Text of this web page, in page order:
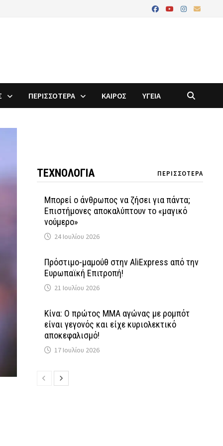
ΠΕΡΙΣΣΟΤΕΡΑ ΚΑΙΡΟΣ ΥΓΕΙΑ
ΤΕΧΝΟΛΟΓΙΑ ΠΕΡΙΣΣΟΤΕΡΑ
Μπορεί ο άνθρωπος να ζήσει για πάντα;
Επιστήμονες αποκαλύπτουν το «μαγικό
νούμερο»
24 Ιουλίου 2026
Πρόστιμο-μαμούθ στην AliExpress από την
Ευρωπαϊκή Επιτροπή!
21 Ιουλίου 2026
Κίνα: Ο πρώτος MMA αγώνας με ρομπότ
είναι γεγονός και είχε κυριολεκτικό
αποκεφαλισμό!
17 Ιουλίου 2026